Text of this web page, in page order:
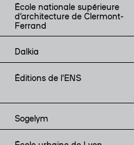
École nationale supérieure
d’architecture de Clermont-
Ferrand
Dalkia
Éditions de l’ENS
Sogelym